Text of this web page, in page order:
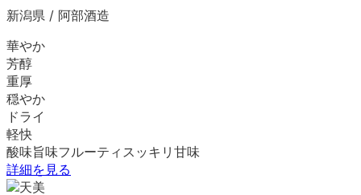
新潟県 / 阿部酒造
華やか
芳醇
重厚
穏やか
ドライ
軽快
酸味旨味フルーティ スッキリ 甘味
詳細を見る